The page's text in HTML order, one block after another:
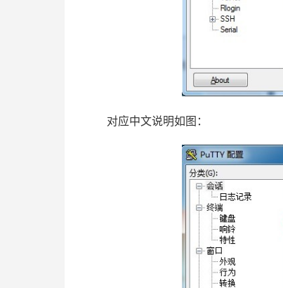
对应中文说明如图：